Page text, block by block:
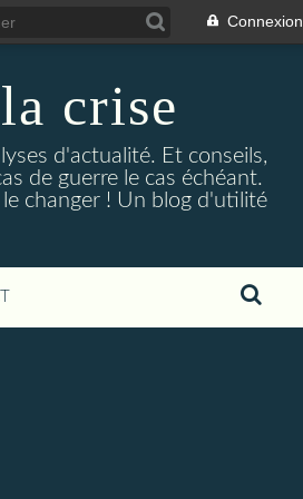
Connexion
crise
d'actualité. Et conseils,
de guerre le cas échéant.
changer ! Un blog d'utilité